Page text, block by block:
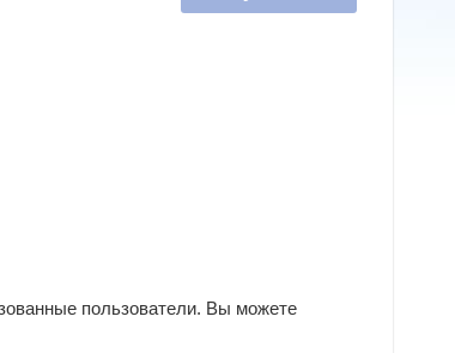
пользователи. Вы можете